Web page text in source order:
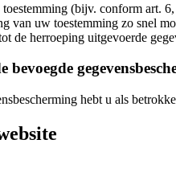
(bijv. conform art.
van uw toestemming zo snel
de herroeping uitgevoerde
hebt u als